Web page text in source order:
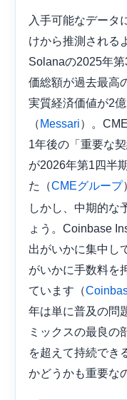
入手可能なデータ
けから推測される
Solanaの2025年
価総額が過去最高
実質経済価値が2
（ Messari）。
1年後の「重要な
が2026年第1四半
た（CMEグループ
しかし、中期的な
ょう。Coinbase
出がいかに集中し
がいかに手数料を
ています（
年は単に普及の問
ミックスの最良の
を超えて持続でき
かどうかも重要な